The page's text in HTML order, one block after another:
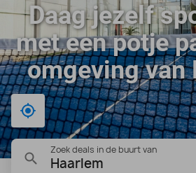
Ontdek 15.000+
Daag jezelf
met een potje
omgeving van
Bij mij in de buurt
Zoek deals in de buurt van
Haarlem